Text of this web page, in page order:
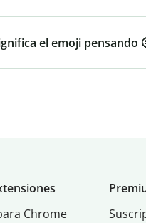
el emoji pensando
Chrome